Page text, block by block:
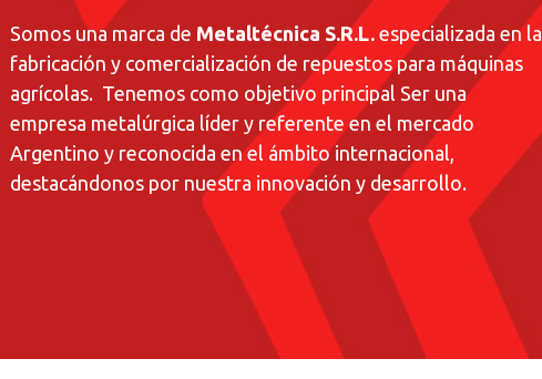
Somos una marca de Metaltécnica S.R.L. especializada en la
fabricación y comercialización de repuestos para máquinas
agrícolas. Tenemos como objetivo principal Ser una
empresa metalúrgica líder y referente en el mercado
Argentino y reconocida en el ámbito internacional,
destacándonos por nuestra innovación y desarrollo.